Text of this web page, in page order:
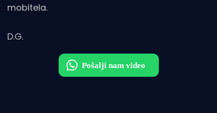
mobitela.
D.G.